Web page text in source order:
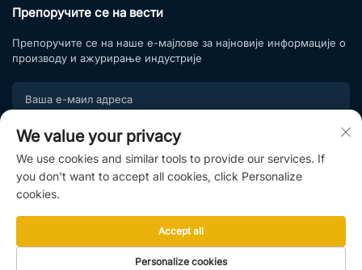
Препоручите се на вести
Препоручите се на наше е-мајлове за најновије информације о
производу и ажурирање индустрије
Подпишите се
Придружите се нашој листи претплата и уживајте у
ексклузивним понудама и стручним саветима.
Ауторска права © 2025. Shandong Hightop Group & Shandong Raytop
Intelligent Manufacturing Co., Ltd. |Политике приватности
We value your privacy
We use cookies and similar tools to provide our services. If
you don't want to accept all cookies, click Personalize
cookies.
Personalize cookies
Accept all